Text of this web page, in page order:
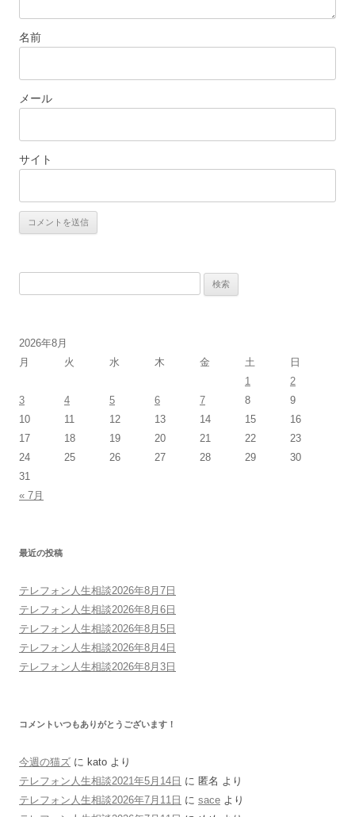
名前
メール
サイト
2026年8月
月
火 水 木 金 土
日
1
2
3
4 5 6 7 8
9
10
11 12 13 14 15
16
17
18 19 20 21 22
23
24
25 26 27 28 29
30
31
« 7月
最近の投稿
テレフォン人生相談2026年8月7日
テレフォン人生相談2026年8月6日
テレフォン人生相談2026年8月5日
テレフォン人生相談2026年8月4日
テレフォン人生相談2026年8月3日
コメントいつもありがとうございます！
今週の猫ズ に kato より
テレフォン人生相談2021年5月14日 に 匿名 より
テレフォン人生相談2026年7月11日 に sace より